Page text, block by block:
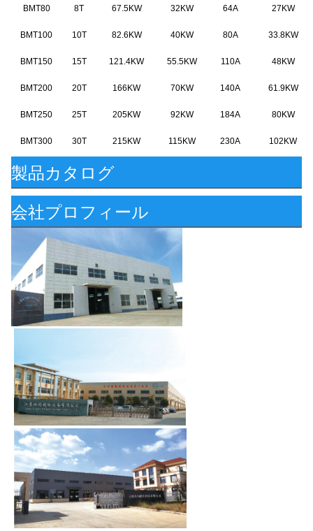
BMT80 8T 67.5KW 32KW 64A 27KW
BMT100 10T 82.6KW 40KW 80A 33.8KW
BMT150 15T 121.4KW 55.5KW 110A 48KW
BMT200 20T 166KW 70KW 140A 61.9KW
BMT250 25T 205KW 92KW 184A 80KW
BMT300 30T 215KW 115KW 230A 102KW
製品カタログ
会社プロフィール